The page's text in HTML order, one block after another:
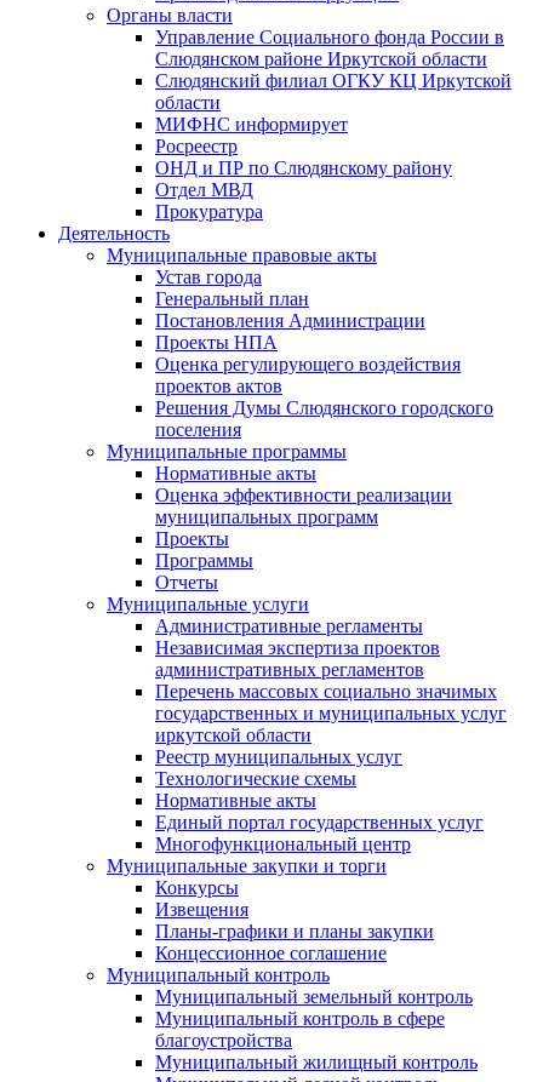
Органы власти
Управление Социального фонда России в
Слюдянском районе Иркутской области
Слюдянский филиал ОГКУ КЦ Иркутской
области
МИФНС информирует
Росреестр
ОНД и ПР по Слюдянскому району
Отдел МВД
Прокуратура
Деятельность
Муниципальные правовые акты
Устав города
Генеральный план
Постановления Администрации
Проекты НПА
Оценка регулирующего воздействия
проектов актов
Решения Думы Слюдянского городского
поселения
Муниципальные программы
Нормативные акты
Оценка эффективности реализации
муниципальных программ
Проекты
Программы
Отчеты
Муниципальные услуги
Административные регламенты
Независимая экспертиза проектов
административных регламентов
Перечень массовых социально значимых
государственных и муниципальных услуг
иркутской области
Реестр муниципальных услуг
Технологические схемы
Нормативные акты
Единый портал государственных услуг
Многофункциональный центр
Муниципальные закупки и торги
Конкурсы
Извещения
Планы-графики и планы закупки
Концессионное соглашение
Муниципальный контроль
Муниципальный земельный контроль
Муниципальный контроль в сфере
благоустройства
Муниципальный жилищный контроль